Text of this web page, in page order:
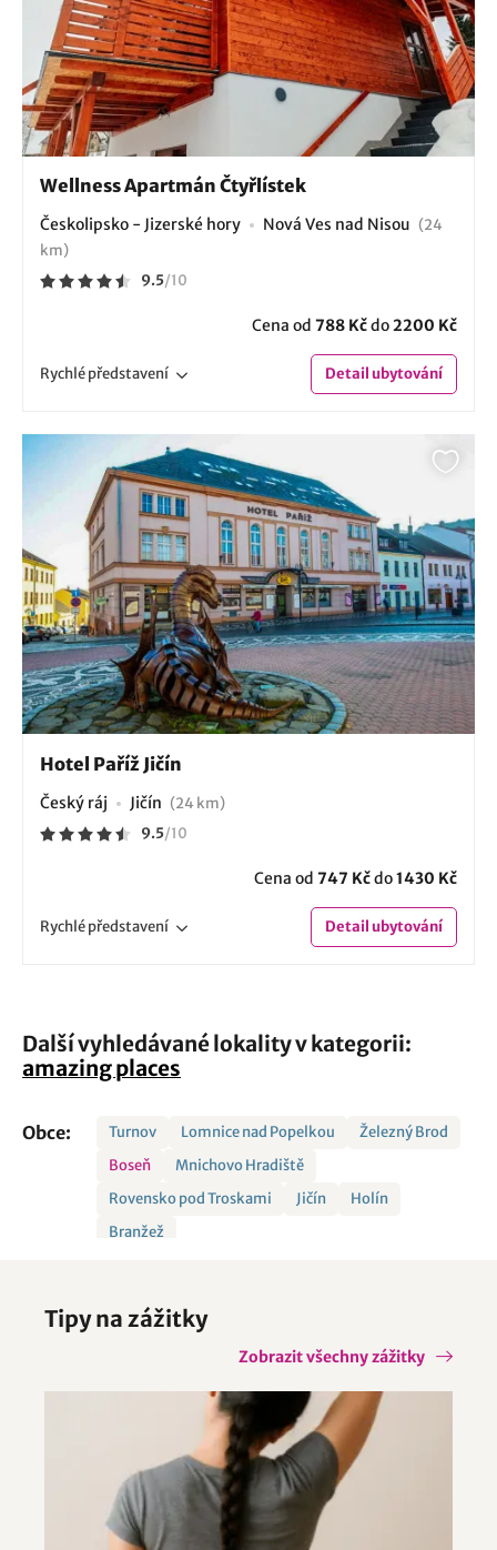
Wellness Apartmán Čtyřlístek
Českolipsko - Jizerské hory Nová Ves nad Nisou (24
km)
9.5/10
Cena od 788 Kčdo2200 Kč
Rychlépředstavení Detailubytování
Hotel Paříž Jičín
Český ráj Jičín (24 km)
9.5/10
Cena od 747 Kčdo1430 Kč
Rychlépředstavení Detailubytování
Další vyhledávané lokality v kategorii:
amazing places
Obce: Turnov Lomnice nad Popelkou
Železný Brod
Boseň
Mnichovo Hradiště
Rovensko pod Troskami
Jičín
Holín
Branžež
Tipy na zážitky
Zobrazit všechny zážitky